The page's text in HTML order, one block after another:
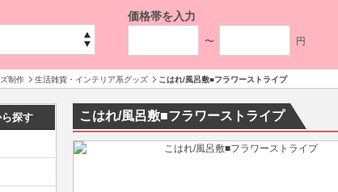
価格帯を入力
〜 円
制作 生活雑貨・インテリア系グッズ こはれ/風呂敷■フラワーストライプ
探す こはれ/風呂敷■フラワーストライプ